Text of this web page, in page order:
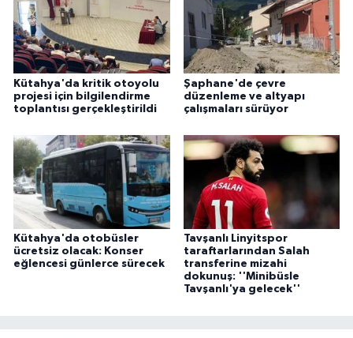
Kütahya'da kritik otoyolu
projesi için bilgilendirme
toplantısı gerçekleştirildi
Şaphane'de çevre
düzenleme ve altyapı
çalışmaları sürüyor
Kütahya'da otobüsler
ücretsiz olacak: Konser
eğlencesi günlerce sürecek
Tavşanlı Linyitspor
taraftarlarından Salah
transferine mizahi
dokunuş: ''Minibüsle
Tavşanlı'ya gelecek''